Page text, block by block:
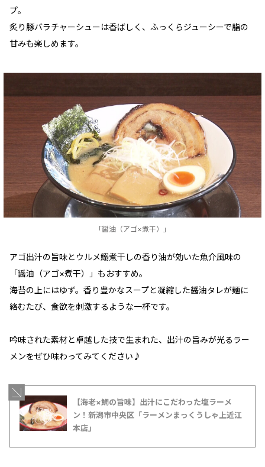
プ。
炙り豚バラチャーシューは香ばしく、ふっくらジューシーで脂の
甘みも楽しめます。
「醤油（アゴ×煮干）」
アゴ出汁の旨味とウルメ鰯煮干しの香り油が効いた魚介風味の
「醤油（アゴ×煮干）」もおすすめ。
海苔の上にはゆず。香り豊かなスープと凝縮した醤油タレが麺に
絡むたび、食欲を刺激するような一杯です。
吟味された素材と卓越した技で生まれた、出汁の旨みが光るラー
メンをぜひ味わってみてください♪
【海老×鯛の旨味】出汁にこだわった塩ラーメ
ン！新潟市中央区「ラーメンまっくうしゃ上近江
本店」